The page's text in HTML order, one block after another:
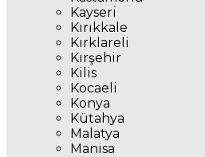
Kayseri
Kırıkkale
Kırklareli
Kırşehir
Kilis
Kocaeli
Konya
Kütahya
Malatya
Manisa